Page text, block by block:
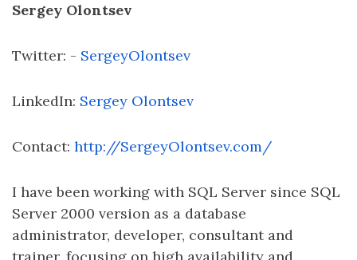
Sergey Olontsev
Twitter: - SergeyOlontsev
LinkedIn: Sergey Olontsev
Contact: http://SergeyOlontsev.com/
I have been working with SQL Server since SQL
Server 2000 version as a database
administrator, developer, consultant and